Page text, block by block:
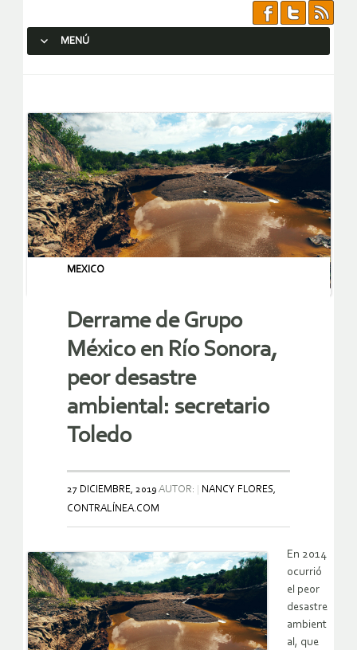
MENÚ
MEXICO
Derrame de Grupo
México en Río Sonora,
peor desastre
ambiental: secretario
Toledo
27 DICIEMBRE, 2019 AUTOR:
NANCY FLORES,
CONTRALÍNEA.COM
En 2014
ocurrió
el peor
desastre
ambient
al, que